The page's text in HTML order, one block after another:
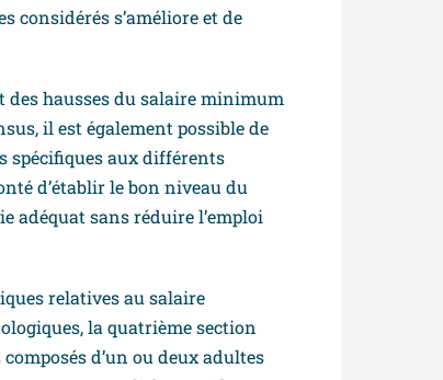
considérés s’améliore et de
des hausses du salaire minimum
il est également possible de
spécifiques aux différents
d’établir le bon niveau du
adéquat sans réduire l’emploi
relatives au salaire
la quatrième section
d’un ou deux adultes